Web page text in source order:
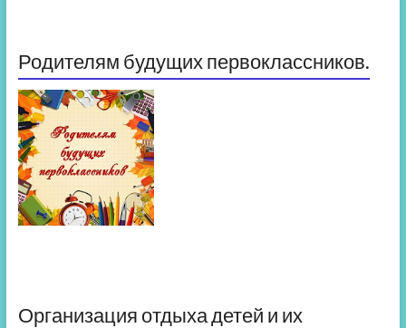
Родителям будущих первоклассников.
Организация отдыха детей и их